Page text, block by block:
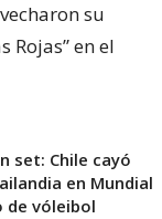
su
en el
set: Chile cayó
en Mundial
de vóleibol